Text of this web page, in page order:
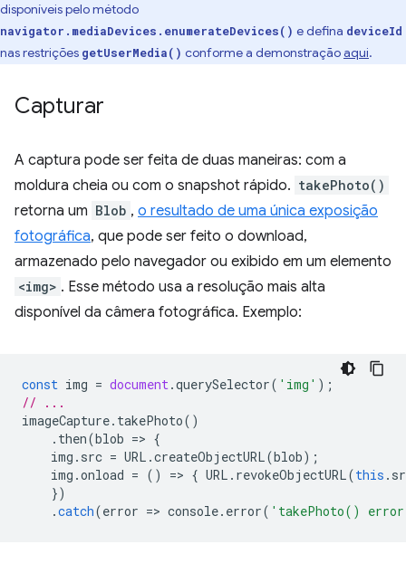
disponíveis pelo método
navigator.mediaDevices.enumerateDevices() e defina deviceId
nas restrições getUserMedia() conforme a demonstraçãoaqui.
Capturar
A captura pode ser feita de duas maneiras: com a
moldura cheia ou com o snapshot rápido. takePhoto()
retorna um Blob , o resultado de uma única exposição
fotográfica, que pode ser feito o download,
armazenado pelo navegador ou exibido em um elemento
<img> . Esse método usa a resolução mais alta
disponível da câmera fotográfica. Exemplo:
const img = document.querySelector( 'img' );
// ...
imageCapture. takePhoto()
. then(blob => {
img . src = URL .createObjectURL(blob);
img .onload = () => { URL . revokeObjectURL(this .
})
.catch(error => console. error( 'takePhoto()